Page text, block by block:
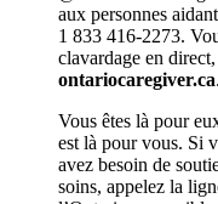
aux personnes
1 833 416-2273.
clavardage en
ontariocaregiver.ca.
Vous êtes là pour
est là pour vous. Si
avez besoin de
soins, appelez la